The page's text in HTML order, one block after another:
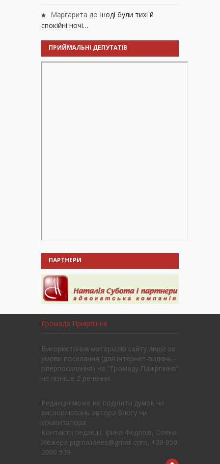
Маргарита до Іноді були тихі й
спокійні ночі…
ПРИЙМАЛЬНІ ДЕПУТАТІВ
ПАРТНЕРИ
Громада Приірпіння
Використання матеріалів сайту лише за
умови посилання (для інтернет-видань -
гіперпосилання) на "Громаду Приірпіння"
не пізніше 2 речення.
Редакція може не поділяти думок чи
висловлювань автора блогу чи
коментатора.
Контакти редакції: Ірина Федорів, Олена
Жежера pigmaliones@gmail.com, +38 050
2000 539